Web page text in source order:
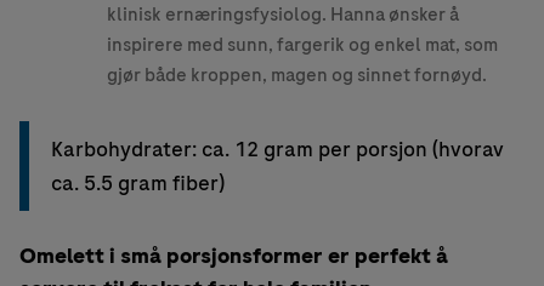
klinisk ernæringsfysiolog. Hanna ønsker å
inspirere med sunn, fargerik og enkel mat, som
gjør både kroppen, magen og sinnet fornøyd.
Karbohydrater: ca. 12 gram per porsjon (hvorav
ca. 5.5 gram fiber)
Omelett i små porsjonsformer er perfekt å